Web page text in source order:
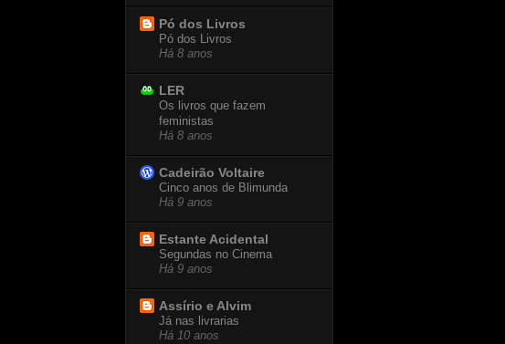
Pó dos Livros
Pó dos Livros
Há 8 anos
LER
Os livros que fazem
feministas
Há 8 anos
Cadeirão Voltaire
Cinco anos de Blimunda
Há 9 anos
Estante Acidental
Segundas no Cinema
Há 9 anos
Assírio e Alvim
Já nas livrarias
Há 10 anos